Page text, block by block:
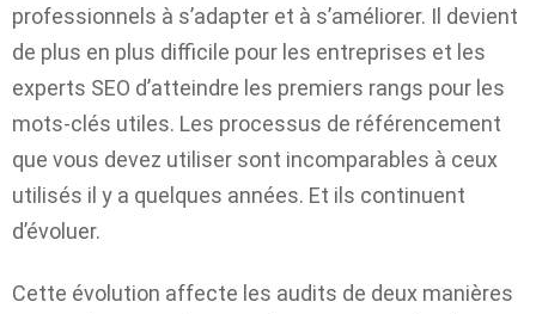
professionnels à s’adapter et à s’améliorer. Il devient
de plus en plus difficile pour les entreprises et les
experts SEO d’atteindre les premiers rangs pour les
mots-clés utiles. Les processus de référencement
que vous devez utiliser sont incomparables à ceux
utilisés il y a quelques années. Et ils continuent
d’évoluer.
Cette évolution affecte les audits de deux manières